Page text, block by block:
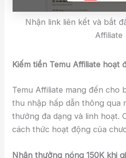
Nhận link liên kết và bắt
Affiliate
Kiếm tiền Temu Affiliate hoạt
Temu Affiliate mang đến cho
thu nhập hấp dẫn thông qua
thưởng đa dạng và linh hoạt.
cách thức hoạt động của
Nhận thưởng nóng 150K khi